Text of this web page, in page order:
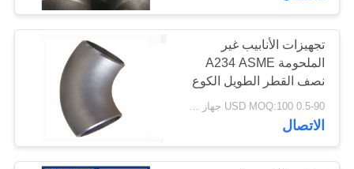
تجهيزات الأنابيب غير
الملحومة A234 ASME
نصف القطر الطويل الكوع
غير الملحوم سبائك الصلب
/ الكربون الصلب بعقب
اللحام الكوع
0.5-90 USD MOQ:100 جهاز كمبيوتر شخصى
الاتصال